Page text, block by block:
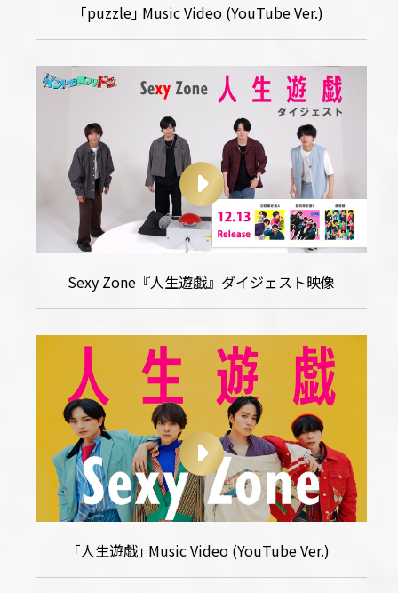
｢puzzle｣ Music Video (YouTube Ver.)
Sexy Zone『人生遊戯』ダイジェスト映像
｢人生遊戯｣ Music Video (YouTube Ver.)